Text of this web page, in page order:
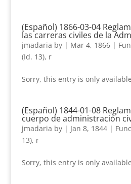
(Español) 1866-03-04
las carreras civiles de la
jmadaria by | Mar 4, 1866|
(Id. 13), r
Sorry, this entry is only
(Español) 1844-01-08
cuerpo de administración
jmadaria by | Jan 8, 1844|
13), r
Sorry, this entry is only